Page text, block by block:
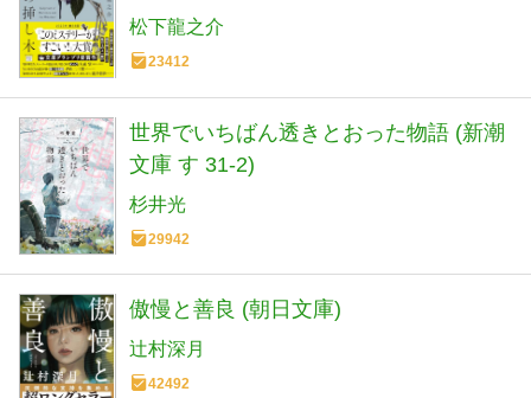
松下龍之介
23412
世界でいちばん透きとおった物語 (新潮
文庫 す 31-2)
杉井光
29942
傲慢と善良 (朝日文庫)
辻村深月
42492